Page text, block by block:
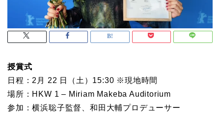
授賞式
日程：2月 22 日（土）15:30 ※現地時間
場所：HKW 1 – Miriam Makeba Auditorium
参加：横浜聡子監督、和田大輔プロデューサー